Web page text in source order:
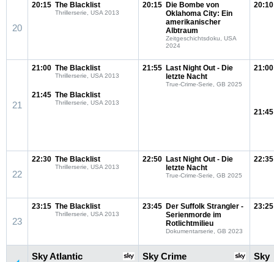
20
20:15 The Blacklist
Thrillerserie, USA 2013
20:15 Die Bombe von
Oklahoma City: Ein
amerikanischer
Albtraum
Zeitgeschichtsdoku, USA
2024
20:10
21
21:00 The Blacklist
Thrillerserie, USA 2013
21:45 The Blacklist
Thrillerserie, USA 2013
21:55 Last Night Out - Die
letzte Nacht
True-Crime-Serie, GB 2025
21:00
21:45
22
22:30 The Blacklist
Thrillerserie, USA 2013
22:50 Last Night Out - Die
letzte Nacht
True-Crime-Serie, GB 2025
22:35
23
23:15 The Blacklist
Thrillerserie, USA 2013
23:45 Der Suffolk Strangler -
Serienmorde im
Rotlichtmilieu
Dokumentarserie, GB 2023
23:25
Sky Atlantic Sky Crime
Sky